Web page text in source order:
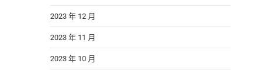
2023 年 12 月
2023 年 11 月
2023 年 10 月